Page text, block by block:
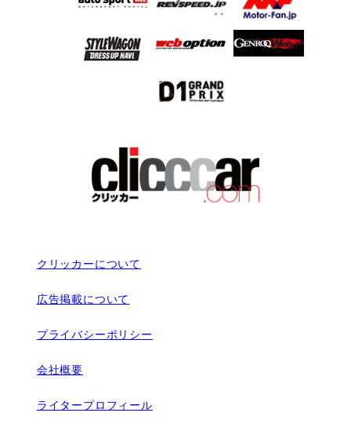
クリッカーについて
広告掲載について
プライバシーポリシー
会社概要
ライタープロフィール